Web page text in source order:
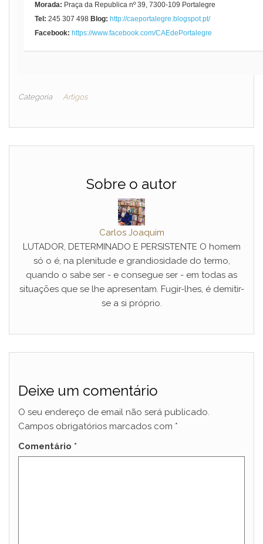
Morada: Praça da Republica nº 39, 7300-109 Portalegre
Tel: 245 307 498 Blog: http://caeportalegre.blogspot.pt/
Facebook: https://www.facebook.com/CAEdePortalegre
Categoria Artigos
Sobre o autor
Carlos Joaquim
LUTADOR, DETERMINADO E PERSISTENTE O homem
só o é, na plenitude e grandiosidade do termo,
quando o sabe ser - e consegue ser - em todas as
situações que se lhe apresentam. Fugir-lhes, é demitir-
se a si próprio.
Deixe um comentário
O seu endereço de email não será publicado.
Campos obrigatórios marcados com *
Comentário *